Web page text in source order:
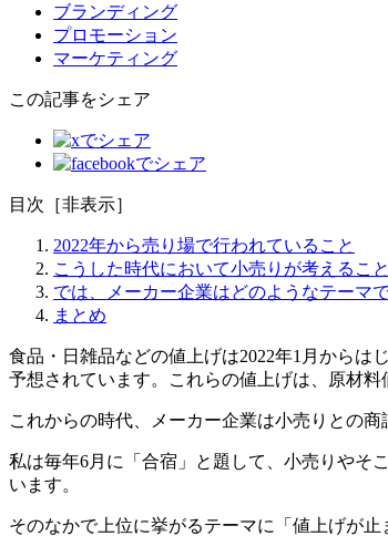
ブランディング
プロモーション
マーケティング
この記事をシェア
目次 ［非表示］
2022年から売り場で行われていること
こうした時代において小売りが考えること
では、メーカー企業はどのようなテーマ
まとめ
食品・日雑品などの値上げは2022年1月からは
予想されています。これらの値上げは、原材
これからの時代、メーカー企業は小売りとの
私は毎年6月に「合宿」と題して、小売りやそ
います。
そのなかで上位に挙がるテーマに「値上げが